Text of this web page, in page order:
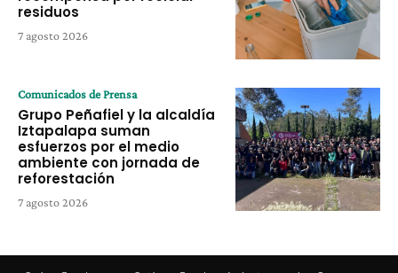
residuos
7 agosto 2026
Comunicados de Prensa
Grupo Peñafiel y la alcaldía
Iztapalapa suman
esfuerzos por el medio
ambiente con jornada de
reforestación
7 agosto 2026